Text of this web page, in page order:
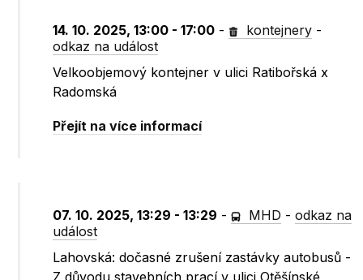
14. 10. 2025, 13:00 - 17:00 - kontejnery -
odkaz na událost
Velkoobjemový kontejner v ulici Ratibořská x
Radomská
Přejít na více informací
07. 10. 2025, 13:29 - 13:29 - MHD -odkaz na
událost
Lahovská: dočasné zrušení zastávky autobusů -
Z důvodu stavebních prací v ulici Otěšínské